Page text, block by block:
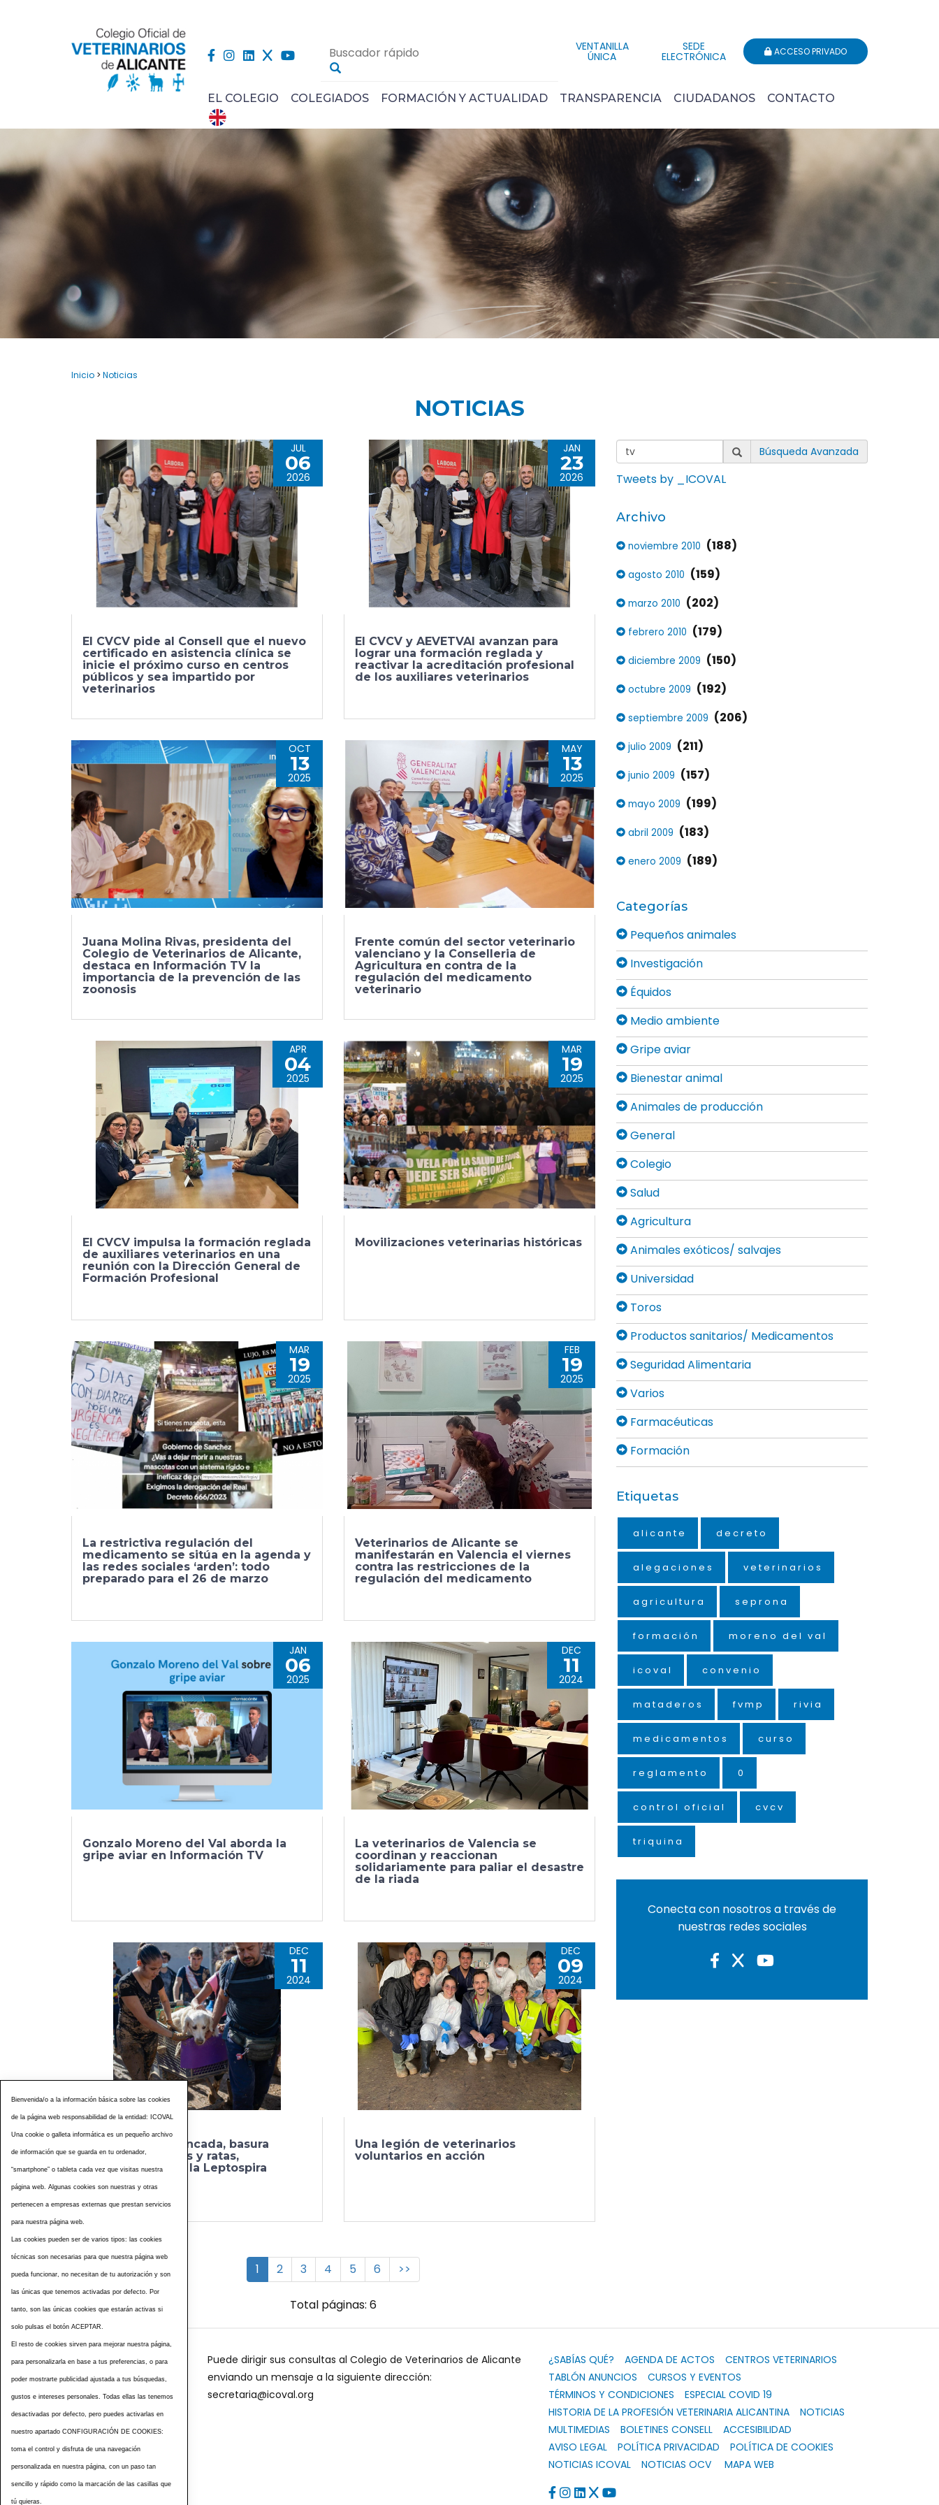
VENTANILLA
ÚNICA
SEDE
ELECTRÓNICA ACCESO PRIVADO
EL COLEGIO COLEGIADOS FORMACIÓN Y ACTUALIDAD TRANSPARENCIA CIUDADANOS CONTACTO
Inicio > Noticias
NOTICIAS
JUL
06
2026
El CVCV pide al Consell que el nuevo
certificado en asistencia clínica se
inicie el próximo curso en centros
públicos y sea impartido por
veterinarios
JAN
23
2026
El CVCV y AEVETVAl avanzan para
lograr una formación reglada y
reactivar la acreditación profesional
de los auxiliares veterinarios
OCT
13
2025
Juana Molina Rivas, presidenta del
Colegio de Veterinarios de Alicante,
destaca en Información TV la
importancia de la prevención de las
zoonosis
MAY
13
2025
Frente común del sector veterinario
valenciano y la Conselleria de
Agricultura en contra de la
regulación del medicamento
veterinario
APR
04
2025
El CVCV impulsa la formación reglada
de auxiliares veterinarios en una
reunión con la Dirección General de
Formación Profesional
MAR
19
2025
Movilizaciones veterinarias históricas
MAR
19
2025
La restrictiva regulación del
medicamento se sitúa en la agenda y
las redes sociales ‘arden’: todo
preparado para el 26 de marzo
FEB
19
2025
Veterinarios de Alicante se
manifestarán en Valencia el viernes
contra las restricciones de la
regulación del medicamento
JAN
06
2025
Gonzalo Moreno del Val aborda la
gripe aviar en Información TV
DEC
11
2024
La veterinarios de Valencia se
coordinan y reaccionan
solidariamente para paliar el desastre
de la riada
DEC
11
2024
Fango, agua estancada, basura
orgánica en calles y ratas,
condiciones para la Leptospira
DEC
09
2024
Una legión de veterinarios
voluntarios en acción
1 2 3 4 5 6 >>
Total páginas: 6
Búsqueda Avanzada
Tweets by _ICOVAL
Archivo
noviembre 2010 (188)
agosto 2010 (159)
marzo 2010 (202)
febrero 2010 (179)
diciembre 2009 (150)
octubre 2009 (192)
septiembre 2009 (206)
julio 2009 (211)
junio 2009 (157)
mayo 2009 (199)
abril 2009 (183)
enero 2009 (189)
Categorías
Pequeños animales
Investigación
Équidos
Medio ambiente
Gripe aviar
Bienestar animal
Animales de producción
General
Colegio
Salud
Agricultura
Animales exóticos/ salvajes
Universidad
Toros
Productos sanitarios/ Medicamentos
Seguridad Alimentaria
Varios
Farmacéuticas
Formación
Etiquetas
alicante decreto
alegaciones veterinarios
agricultura seprona
formación moreno del val
icoval convenio
mataderos fvmp rivia
medicamentos curso
reglamento 0
control oficial cvcv
triquina
Conecta con nosotros a través de
nuestras redes sociales
Puede dirigir sus consultas al Colegio de Veterinarios de Alicante
enviando un mensaje a la siguiente dirección:
secretaria@icoval.org
¿SABÍAS QUÉ? AGENDA DE ACTOS
CENTROS VETERINARIOS
TABLÓN ANUNCIOS
CURSOS Y EVENTOS
TÉRMINOS Y CONDICIONES
ESPECIAL COVID 19
HISTORIA DE LA PROFESIÓN VETERINARIA ALICANTINA
NOTICIAS
MULTIMEDIAS
BOLETINES CONSELL
ACCESIBILIDAD
AVISO LEGAL
POLÍTICA PRIVACIDAD
POLÍTICA DE COOKIES
NOTICIAS ICOVAL
NOTICIAS OCV MAPA WEB
Bienvenida/o a la información básica sobre las cookies
de la página web responsabilidad de la entidad: ICOVAL
Una cookie o galleta informática es un pequeño archivo
de información que se guarda en tu ordenador,
“smartphone” o tableta cada vez que visitas nuestra
página web. Algunas cookies son nuestras y otras
pertenecen a empresas externas que prestan servicios
para nuestra página web.
Las cookies pueden ser de varios tipos: las cookies
técnicas son necesarias para que nuestra página web
pueda funcionar, no necesitan de tu autorización y son
las únicas que tenemos activadas por defecto. Por
tanto, son las únicas cookies que estarán activas si
solo pulsas el botón ACEPTAR.
El resto de cookies sirven para mejorar nuestra página,
para personalizarla en base a tus preferencias, o para
poder mostrarte publicidad ajustada a tus búsquedas,
gustos e intereses personales. Todas ellas las tenemos
desactivadas por defecto, pero puedes activarlas en
nuestro apartado CONFIGURACIÓN DE COOKIES:
toma el control y disfruta de una navegación
personalizada en nuestra página, con un paso tan
sencillo y rápido como la marcación de las casillas que
tú quieras.